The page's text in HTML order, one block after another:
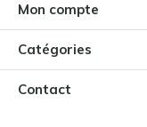
Mon compte
Catégories
Contact